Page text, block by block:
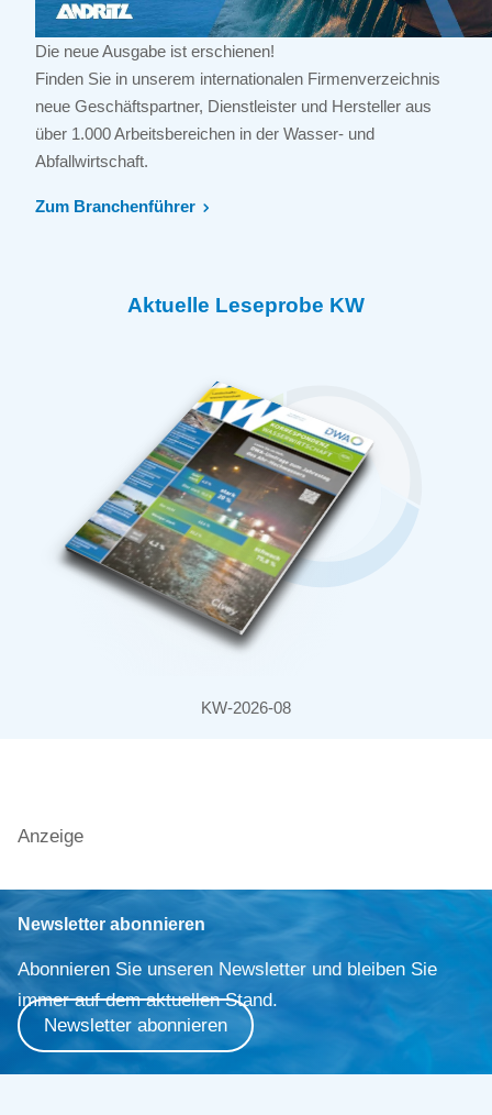
Die neue Ausgabe ist erschienen!
Finden Sie in unserem internationalen Firmenverzeichnis
neue Geschäftspartner, Dienstleister und Hersteller aus
über 1.000 Arbeitsbereichen in der Wasser- und
Abfallwirtschaft.
Zum Branchenführer
Aktuelle Leseprobe KW
KW-2026-08
Anzeige
Newsletter abonnieren
Abonnieren Sie unseren Newsletter und bleiben Sie
immer auf dem aktuellen Stand.
Newsletter abonnieren